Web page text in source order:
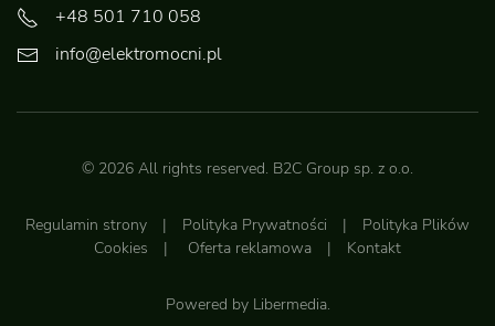
+48 501 710 058
info@elektromocni.pl
© 2026 All rights reserved. B2C Group sp. z o.o.
Regulamin strony | Polityka Prywatności | Polityka Plików
Cookies | Oferta reklamowa | Kontakt
Powered by Libermedia.